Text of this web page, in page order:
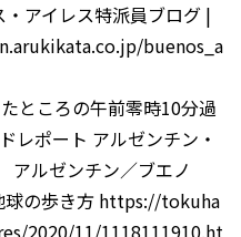
アイレス特派員ブログ |
buenos_a
ところの午前零時10分過
レポート アルゼンチン・
アルゼンチン／ブエノ
球の歩き方 https://tokuha